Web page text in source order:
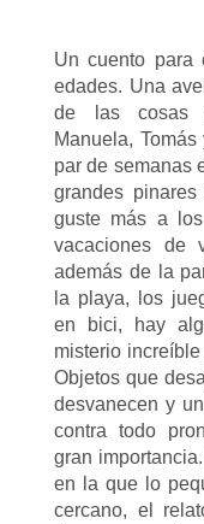
Un cuento para
edades. Una
de las cosas
Manuela,
par de semanas
grandes
guste más a
vacaciones de
además de la
la playa, los
en bici, hay
misterio
Objetos que
desvanecen y
contra todo
gran
en la que lo
cercano, el